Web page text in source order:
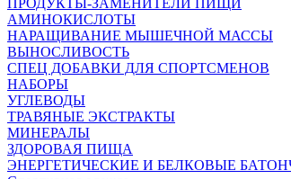
ПРОДУКТЫ-ЗАМЕНИТЕЛИ ПИЩИ
АМИНОКИСЛОТЫ
НАРАЩИВАНИЕ МЫШЕЧНОЙ МАССЫ
ВЫНОСЛИВОСТЬ
СПЕЦ ДОБАВКИ ДЛЯ СПОРТСМЕНОВ
НАБОРЫ
УГЛЕВОДЫ
ТРАВЯНЫЕ ЭКСТРАКТЫ
МИНЕРАЛЫ
ЗДОРОВАЯ ПИЩА
ЭНЕРГЕТИЧЕСКИЕ И БЕЛКОВЫЕ